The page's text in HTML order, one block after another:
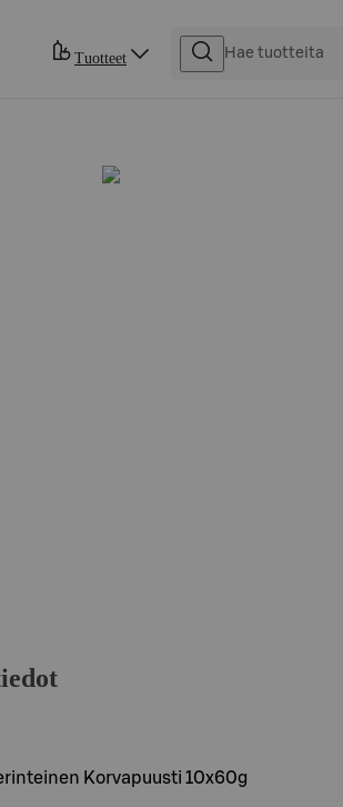
Tuotteet
Korvapuusti 10x60g